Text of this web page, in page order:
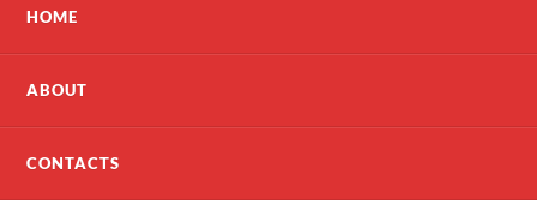
HOME
ABOUT
CONTACTS